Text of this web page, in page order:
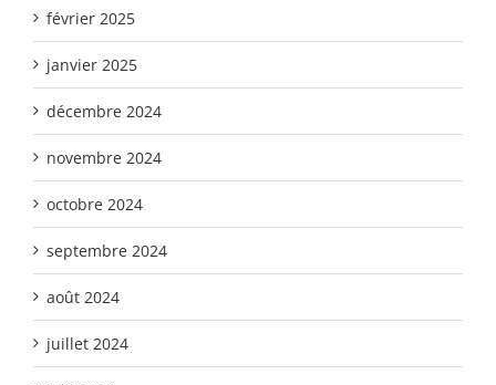
février 2025
janvier 2025
décembre 2024
novembre 2024
octobre 2024
septembre 2024
août 2024
juillet 2024